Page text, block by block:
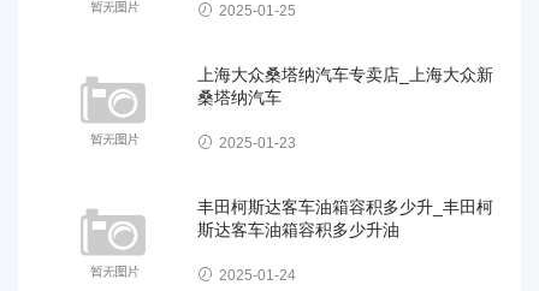
2025-01-25
上海大众桑塔纳汽车专卖店_上海大众新
桑塔纳汽车
2025-01-23
丰田柯斯达客车油箱容积多少升_丰田柯
斯达客车油箱容积多少升油
2025-01-24